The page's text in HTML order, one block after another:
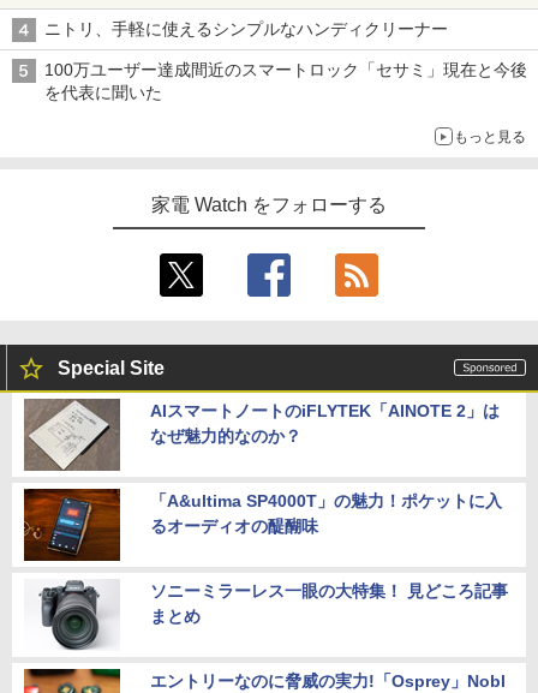
ニトリ、手軽に使えるシンプルなハンディクリーナー
100万ユーザー達成間近のスマートロック「セサミ」現在と今後
を代表に聞いた
もっと見る
家電 Watch をフォローする
Special Site
AIスマートノートのiFLYTEK「AINOTE 2」は
なぜ魅力的なのか？
「A&ultima SP4000T」の魅力！ポケットに入
るオーディオの醍醐味
ソニーミラーレス一眼の大特集！ 見どころ記事
まとめ
エントリーなのに脅威の実力!「Osprey」Nobl